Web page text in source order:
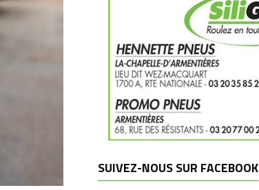
SUIVEZ-NOUS SUR FACEBOOK